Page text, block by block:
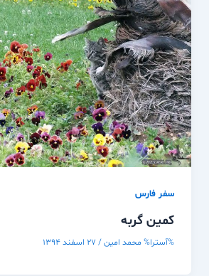
سفر فارس
کمین گربه
%آسترا% محمد امین/ ۲۷ اسفند ۱۳۹۴